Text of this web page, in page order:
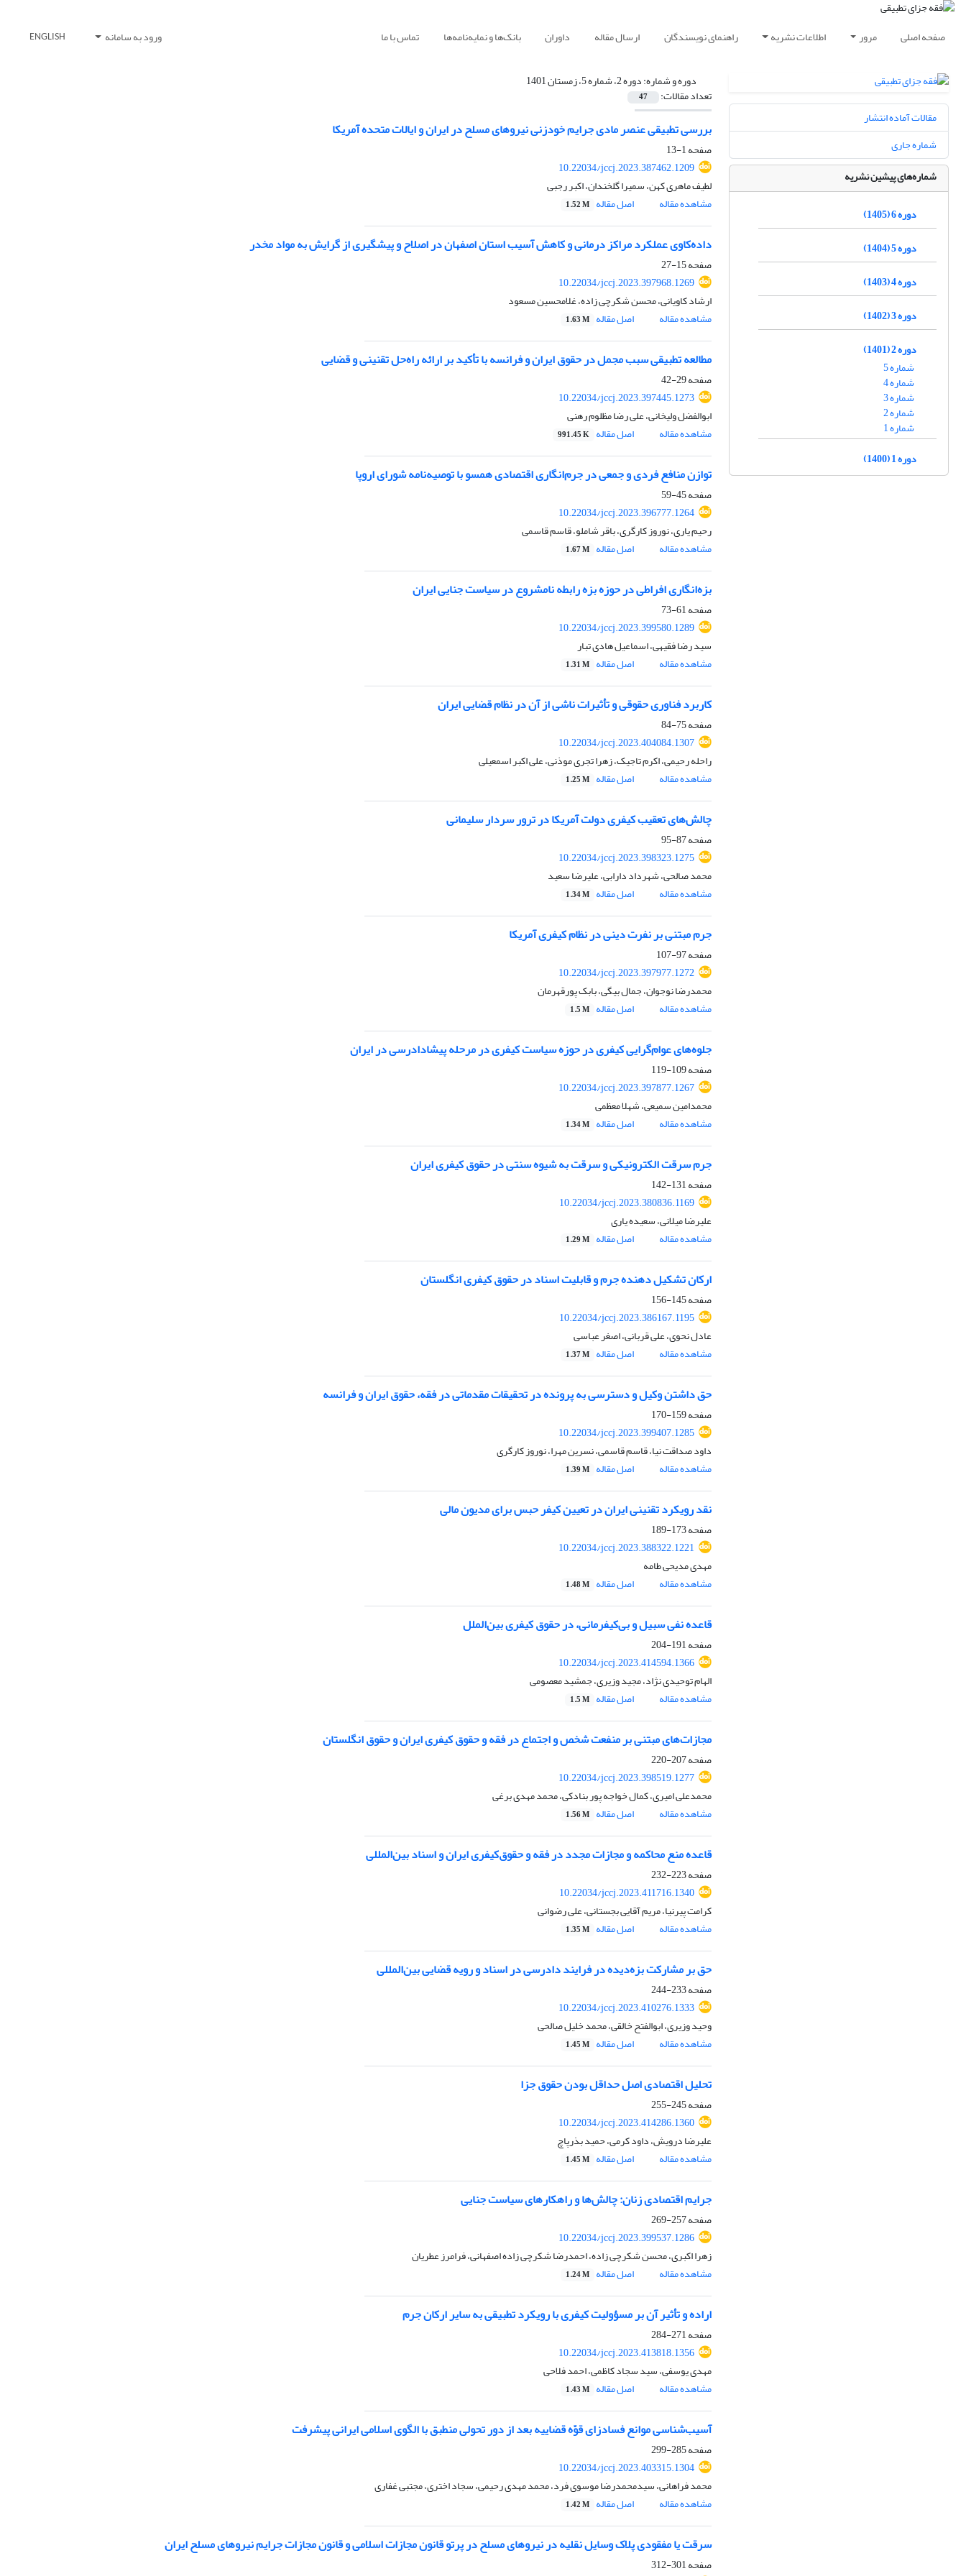
صفحه اصلی مرور اطلاعات نشریه راهنمای نویسندگان ارسال مقاله داوران بانک‌ها و نمایه‌نامه‌ها تماس با ما ورود به سامانه ENGLISH
دوره و شماره:دوره 2، شماره 5، زمستان 1401
تعداد مقالات: 47
بررسی تطبیقی عنصر مادی جرایم خودزنی نیروهای مسلح در ایران و ایالات متحده آمریکا
صفحه1-13
10.22034/jccj.2023.387462.1209
لطیف ماهری کهن، سمیرا گلخندان، اکبر رجبی
مشاهده مقاله
اصل مقاله 1.52 M
داده‌کاوی عملکرد مراکز درمانی و کاهش آسیب استان اصفهان در اصلاح و پیشگیری از گرایش به مواد مخدر
صفحه15-27
10.22034/jccj.2023.397968.1269
ارشاد کاویانی، محسن شکرچی زاده، غلامحسین مسعود
مشاهده مقاله
اصل مقاله 1.63 M
مطالعه تطبیقی سبب مجمل در حقوق ایران و فرانسه با تأکید بر ارائه راه‌حل تقنینی و قضایی
صفحه29-42
10.22034/jccj.2023.397445.1273
ابوالفضل ولیخانی، علی رضا مظلوم رهنی
مشاهده مقاله
اصل مقاله 991.45 K
توازن منافع فردی و جمعی در جرم‌انگاری اقتصادی همسو با توصیه‌نامه شورای اروپا
صفحه45-59
10.22034/jccj.2023.396777.1264
رحیم یاری، نوروز کارگری، باقر شاملو، قاسم قاسمی
مشاهده مقاله
اصل مقاله 1.67 M
بزه‌انگاری افراطی در حوزه بزه رابطه نامشروع در سیاست جنایی ایران
صفحه61-73
10.22034/jccj.2023.399580.1289
سید رضا فقیهی، اسماعیل هادی تبار
مشاهده مقاله
اصل مقاله 1.31 M
کاربرد فناوری حقوقی و تأثیرات ناشی از آن در نظام قضایی ایران
صفحه75-84
10.22034/jccj.2023.404084.1307
راحله رحیمی، اکرم تاجیک، زهرا تجری موذنی، علی اکبر اسمعیلی
مشاهده مقاله
اصل مقاله 1.25 M
چالش‌های تعقیب کیفری دولت آمریکا در ترور سردار سلیمانی
صفحه87-95
10.22034/jccj.2023.398323.1275
محمد صالحی، شهرداد دارابی، علیرضا سعید
مشاهده مقاله
اصل مقاله 1.34 M
جرم مبتنی بر نفرت دینی در نظام کیفری آمریکا
صفحه97-107
10.22034/jccj.2023.397977.1272
محمدرضا نوجوان، جمال بیگی، بابک پورقهرمان
مشاهده مقاله
اصل مقاله 1.5 M
جلوه‌های عوام‌گرایی کیفری در حوزه سیاست کیفری در مرحله پیشادادرسی در ایران
صفحه109-119
10.22034/jccj.2023.397877.1267
محمدامین سمیعی، شهلا معظمی
مشاهده مقاله
اصل مقاله 1.34 M
جرم سرقت الکترونیکی و سرقت به شیوه سنتی در حقوق کیفری ایران
صفحه131-142
10.22034/jccj.2023.380836.1169
علیرضا میلانی، سعیده یاری
مشاهده مقاله
اصل مقاله 1.29 M
ارکان تشکیل دهنده جرم و قابلیت اسناد در حقوق کیفری انگلستان
صفحه145-156
10.22034/jccj.2023.386167.1195
عادل نحوی، علی قربانی، اصغر عباسی
مشاهده مقاله
اصل مقاله 1.37 M
حق داشتن وکیل و دسترسی به پرونده در تحقیقات مقدماتی در فقه، حقوق ایران و فرانسه
صفحه159-170
10.22034/jccj.2023.399407.1285
داود صداقت نیا، قاسم قاسمی، نسرین مهرا، نوروز کارگری
مشاهده مقاله
اصل مقاله 1.39 M
نقد رویکرد تقنینی ایران در تعیین کیفر حبس برای مدیون مالی
صفحه173-189
10.22034/jccj.2023.388322.1221
مهدی مدیحی طامه
مشاهده مقاله
اصل مقاله 1.48 M
قاعده نفی سبیل و بی‌کیفرمانی، در حقوق کیفری بین‌الملل
صفحه191-204
10.22034/jccj.2023.414594.1366
الهام توحیدی نژاد، مجید وزیری، جمشید معصومی
مشاهده مقاله
اصل مقاله 1.5 M
مجازات‌های مبتنی بر منفعت شخص و اجتماع در فقه و حقوق کیفری ایران و حقوق انگلستان
صفحه207-220
10.22034/jccj.2023.398519.1277
محمدعلی امیری، کمال خواجه پور بنادکی، محمد مهدی برغی
مشاهده مقاله
اصل مقاله 1.56 M
قاعده منع محاکمه و مجازات مجدد در فقه و حقوق‌کیفری ایران و اسناد بین‌المللی
صفحه223-232
10.22034/jccj.2023.411716.1340
کرامت پیرنیا، مریم آقایی بجستانی، علی رضوانی
مشاهده مقاله
اصل مقاله 1.35 M
حق بر مشارکت بزه‌دیده در فرایند دادرسی در اسناد و رویه قضایی بین‌المللی
صفحه233-244
10.22034/jccj.2023.410276.1333
وحید وزیری، ابوالفتح خالقی، محمد خلیل صالحی
مشاهده مقاله
اصل مقاله 1.45 M
تحلیل اقتصادی اصل حداقل بودن حقوق جزا
صفحه245-255
10.22034/jccj.2023.414286.1360
علیرضا درویش، داود کرمی، حمید بذرپاچ
مشاهده مقاله
اصل مقاله 1.45 M
جرایم اقتصادی زنان: چالش‌ها و راهکارهای سیاست جنایی
صفحه257-269
10.22034/jccj.2023.399537.1286
زهرا اکبری، محسن شکرچی زاده، احمدرضا شکرچی زاده اصفهانی، فرامرز عطریان
مشاهده مقاله
اصل مقاله 1.24 M
اراده و تأثیر آن بر مسؤولیت کیفری با رویکرد تطبیقی به سایر ارکان جرم
صفحه271-284
10.22034/jccj.2023.413818.1356
مهدی یوسفی، سید سجاد کاظمی، احمد فلاحی
مشاهده مقاله
اصل مقاله 1.43 M
آسیب‌شناسی موانع فسادزای قوّه قضاییه بعد از دور تحولی منطبق با الگوی اسلامی ایرانی پیشرفت
صفحه285-299
10.22034/jccj.2023.403315.1304
محمد فراهانی، سیدمحمدرضا موسوی فرد، محمد مهدی رحیمی، سجاد اختری، مجتبی غفاری
مشاهده مقاله
اصل مقاله 1.42 M
سرقت یا مفقودی پلاک وسایل نقلیه در نیروهای مسلح در پرتو قانون مجازات اسلامی و قانون مجازات جرایم نیروهای مسلح ایران
صفحه301-312
مقالات آماده انتشار
شماره جاری
شماره‌های پیشین نشریه
دوره 6 (1405)
دوره 5 (1404)
دوره 4 (1403)
دوره 3 (1402)
دوره 2 (1401)
شماره 5
شماره 4
شماره 3
شماره 2
شماره 1
دوره 1 (1400)